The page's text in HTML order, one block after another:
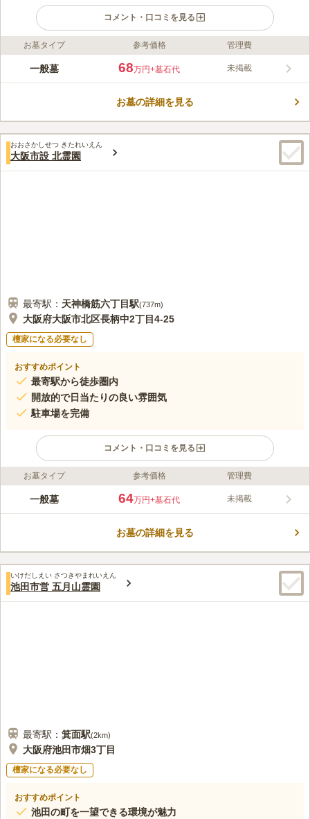
コメント・口コミを見る
ライフドット編集部のコメント
寝屋川市公園墓地は、見晴らしの良い場所にある公園墓地です。
などを完備しており、手桶の貸し出しサービスを利用することが
口コミ評価
みんなの評価
50代男性
霊園内の管理事務所周辺に売店があり、供花やろうそく、線香等
お墓タイプ 参考価格 管理費
一般墓 68万円+墓石代 未掲載
お墓の詳細を見る
おおさかしせつ きたれいえん
大阪市設 北霊園
最寄駅： 天神橋筋六丁目駅(737m)
大阪府大阪市北区長柄中2丁目4-25
檀家になる必要なし
おすすめポイント
最寄駅から徒歩圏内
開放的で日当たりの良い雰囲気
駐車場を完備
コメント・口コミを見る
ライフドット編集部のコメント
開放感溢れる入口が迎えてくれる、大阪市設の霊苑です。突如と
園です。落ち着いた環境の中でお参りができるので、ゆっくりと
営霊園のためお墓を申し込める方には条件があります。市のホー
ムページや霊園管理事務所へお問い合わせください。
口コミ評価
みんなの評価
3.8
70代男性
今の所誰も葬られてないので、分からない。食事処はありそうな
お墓タイプ 参考価格 管理費
一般墓 64万円+墓石代 未掲載
お墓の詳細を見る
いけだしえい さつきやまれいえん
池田市営 五月山霊園
最寄駅： 箕面駅(2km)
大阪府池田市畑3丁目
檀家になる必要なし
おすすめポイント
池田の町を一望できる環境が魅力